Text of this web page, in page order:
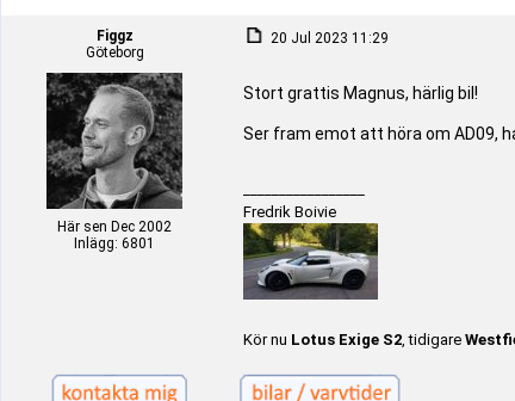
Figgz
Göteborg
Här sen Dec 2002
Inlägg: 6801
20 Jul 2023 11:29
Stort grattis Magnus, härlig bil!
Ser fram emot att höra om AD09,
Fredrik Boivie
Kör nu Lotus Exige S2, tidigare